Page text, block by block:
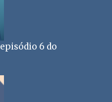
6 do